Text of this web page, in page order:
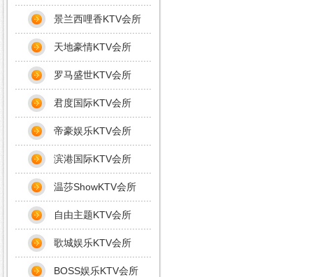
景兰西哩香KTV会所
天地豪情KTV会所
罗马盛世KTV会所
君度国际KTV会所
帝豪娱乐KTV会所
滨港国际KTV会所
温莎ShowKTV会所
自由主题KTV会所
歌城娱乐KTV会所
BOSS娱乐KTV会所